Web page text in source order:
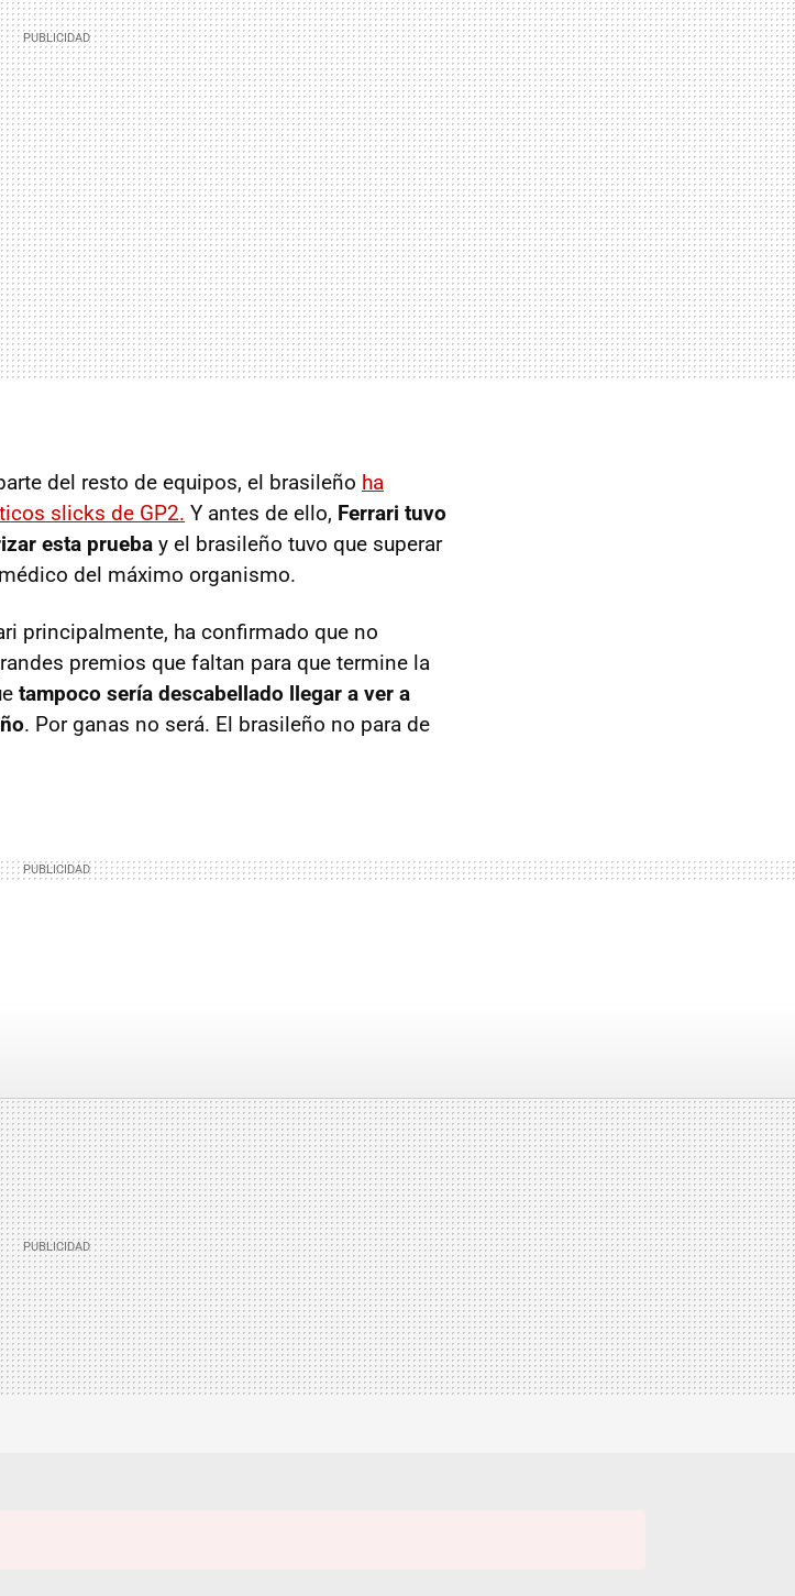
del resto de equipos, el brasileño ha
slicks de GP2. Y antes de ello, Ferrari tuvo
esta prueba y el brasileño tuvo que superar
del máximo organismo.
principalmente, ha confirmado que no
premios que faltan para que termine la
tampoco sería descabellado llegar a ver a
. Por ganas no será. El brasileño no para de